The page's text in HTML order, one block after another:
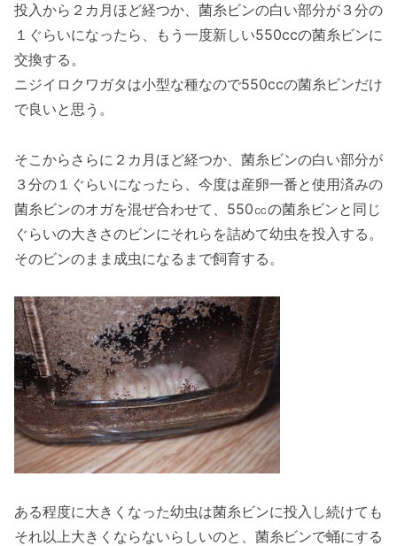
投入から２カ月ほど経つか、菌糸ビンの白い部分が３分の
１ぐらいになったら、もう一度新しい550ccの菌糸ビンに
交換する。
ニジイロクワガタは小型な種なので550ccの菌糸ビンだけ
で良いと思う。
そこからさらに２カ月ほど経つか、菌糸ビンの白い部分が
３分の１ぐらいになったら、今度は産卵一番と使用済みの
菌糸ビンのオガを混ぜ合わせて、550㏄の菌糸ビンと同じ
ぐらいの大きさのビンにそれらを詰めて幼虫を投入する。
そのビンのまま成虫になるまで飼育する。
ある程度に大きくなった幼虫は菌糸ビンに投入し続けても
それ以上大きくならないらしいのと、菌糸ビンで蛹にする